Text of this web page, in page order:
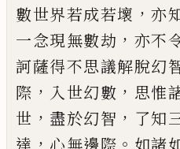
數世界若成若壞 ，亦
一念現無數劫 ， 亦不
訶薩得不思議解脫幻
際 ， 入世幻數 ， 思惟
世 ， 盡於幻智 ， 了知
達 ， 心無邊際 。 如諸